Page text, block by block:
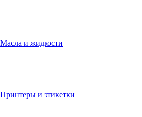
Масла и жидкости
Принтеры и этикетки